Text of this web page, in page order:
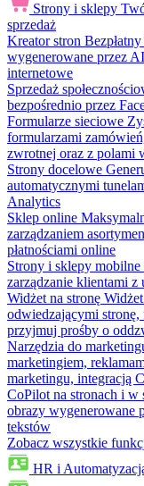
Strony i sklepy
sprzedaż
Kreator stron
wygenerowane przez
internetowe
Sprzedaż
bezpośrednio przez
Formularze sieciowe
formularzami
zwrotnej oraz z polami
Strony docelowe
automatycznymi
Analytics
Sklep online
zarządzaniem
płatnościami online
Strony i sklepy mobilne
zarządzanie klientami z
Widżet na stronę
odwiedzającymi
przyjmuj prośby o
Narzędzia do
marketingiem,
marketingu, integracją
CoPilot na stronach i w
obrazy wygenerowane
tekstów
Zobacz wszystkie
HR i